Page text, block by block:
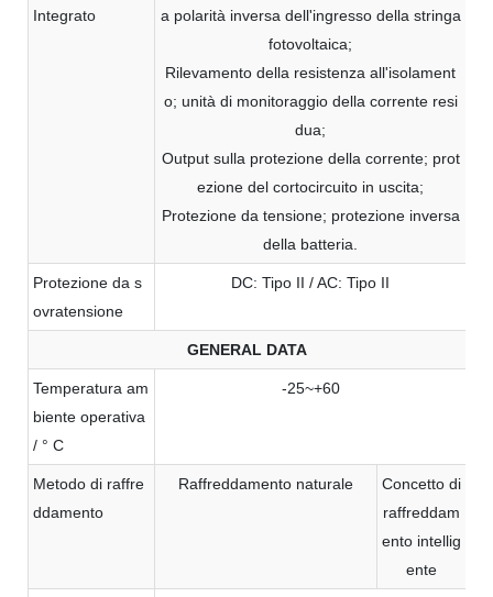
Integrato
a polarità inversa dell'ingresso della stringa
fotovoltaica;
Rilevamento della resistenza all'isolament
o; unità di monitoraggio della corrente resi
dua;
Output sulla protezione della corrente; prot
ezione del cortocircuito in uscita;
Protezione da tensione; protezione inversa
della batteria.
Protezione da s
ovratensione
DC: Tipo II / AC: Tipo II
GENERAL DATA
Temperatura am
biente operativa
/ ° C
-25~+60
Metodo di raffre
ddamento
Raffreddamento naturale
Concetto di
raffreddam
ento intellig
ente